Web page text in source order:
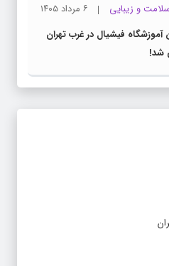
سلامت و زیبایی
۶ مرداد ۱۴۰۵
آموزشگاه فیشیال در غرب تهران
شد!